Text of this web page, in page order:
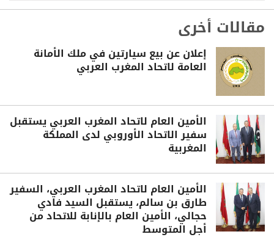
مقالات أخرى
إعلان عن بيع سيارتين في ملك الأمانة
العامة لاتحاد المغرب العربي
الأمين العام لاتحاد المغرب العربي يستقبل
سفير الاتحاد الأوروبي لدى المملكة
المغربية
الأمين العام لاتحاد المغرب العربي، السفير
طارق بن سالم، يستقبل السيد فادي
حجالي، الأمين العام بالإنابة للاتحاد من
أجل المتوسط